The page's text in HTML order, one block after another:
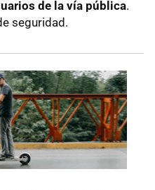
de la vía pública.
seguridad.